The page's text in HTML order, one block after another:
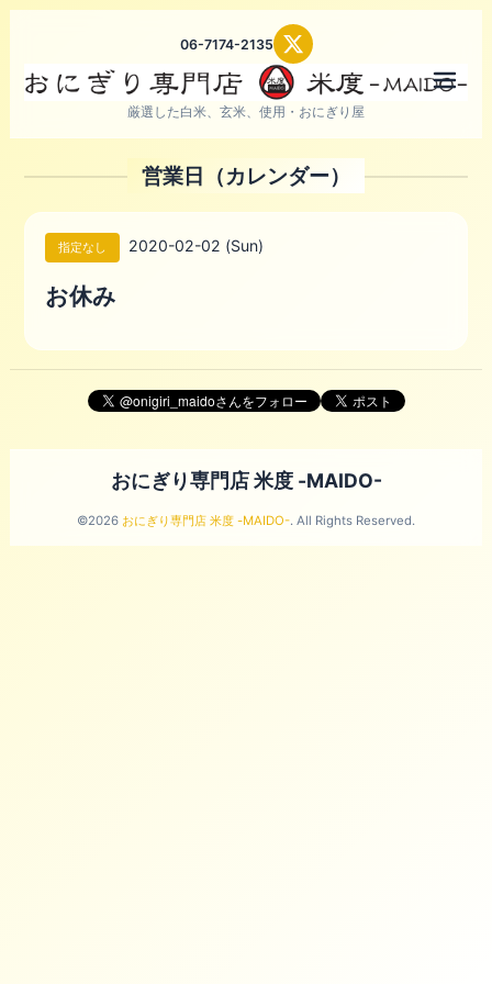
06-7174-2135
厳選した白米、玄米、使用・おにぎり屋
営業日（カレンダー）
指定なし 2020-02-02 (Sun)
お休み
おにぎり専門店 米度 -MAIDO-
©2026 おにぎり専門店 米度 -MAIDO-. All Rights Reserved.